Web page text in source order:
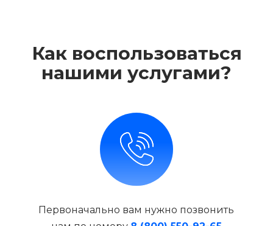
Как воспользоваться
нашими услугами?
Первоначально вам нужно позвонить